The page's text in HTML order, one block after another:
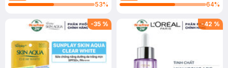
53%
64%
-35 % -42 %